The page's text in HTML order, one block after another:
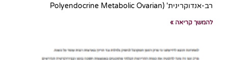
רב-אנדוקרינית' (Polyendocrine Metabolic Ovarian
להמשך קריאה »